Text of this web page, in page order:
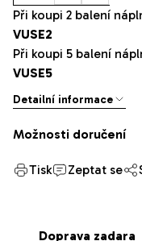
Možnosti doručení
Při koupi 2 balení
VUSE2
Při koupi 5 balení
VUSE5
Detailní informace
Tisk Zeptat se
Doprava zadara